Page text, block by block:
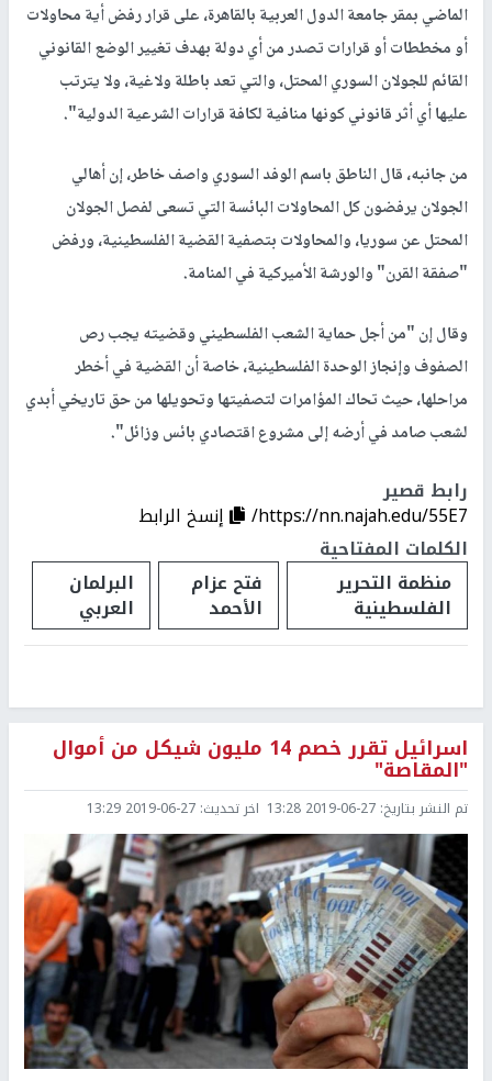
الماضي بمقر جامعة الدول العربية بالقاهرة، على قرار رفض أية محاولات
أو مخططات أو قرارات تصدر من أي دولة بهدف تغيير الوضع القانوني
القائم للجولان السوري المحتل، والتي تعد باطلة ولاغية، ولا يترتب
عليها أي أثر قانوني كونها منافية لكافة قرارات الشرعية الدولية".
من جانبه، قال الناطق باسم الوفد السوري واصف خاطر، إن أهالي
الجولان يرفضون كل المحاولات البائسة التي تسعى لفصل الجولان
المحتل عن سوريا، والمحاولات بتصفية القضية الفلسطينية، ورفض
"صفقة القرن" والورشة الأميركية في المنامة.
وقال إن "من أجل حماية الشعب الفلسطيني وقضيته يجب رص
الصفوف وإنجاز الوحدة الفلسطينية، خاصة أن القضية في أخطر
مراحلها، حيث تحاك المؤامرات لتصفيتها وتحويلها من حق تاريخي أبدي
لشعب صامد في أرضه إلى مشروع اقتصادي بائس وزائل".
رابط قصير
https://nn.najah.edu/55E7/
إنسخ الرابط
الكلمات المفتاحية
منظمة التحرير
الفلسطينية
فتح عزام
الأحمد
البرلمان
العربي
اسرائيل تقرر خصم 14 مليون شيكل من أموال
"المقاصة"
تم النشر بتاريخ: 2019-06-27 13:28 اخر تحديث: 2019-06-27 13:29